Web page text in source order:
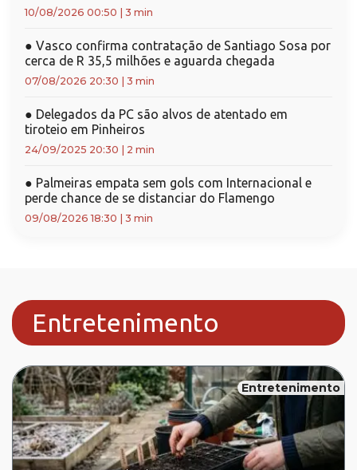
10/08/2026 00:50 3 min
● Vasco confirma contratação de Santiago Sosa por
cerca de R 35,5 milhões e aguarda chegada
07/08/2026 20:30 3 min
● Delegados da PC são alvos de atentado em
tiroteio em Pinheiros
24/09/2025 20:30 2 min
● Palmeiras empata sem gols com Internacional e
perde chance de se distanciar do Flamengo
09/08/2026 18:30 3 min
Entretenimento
Entretenimento